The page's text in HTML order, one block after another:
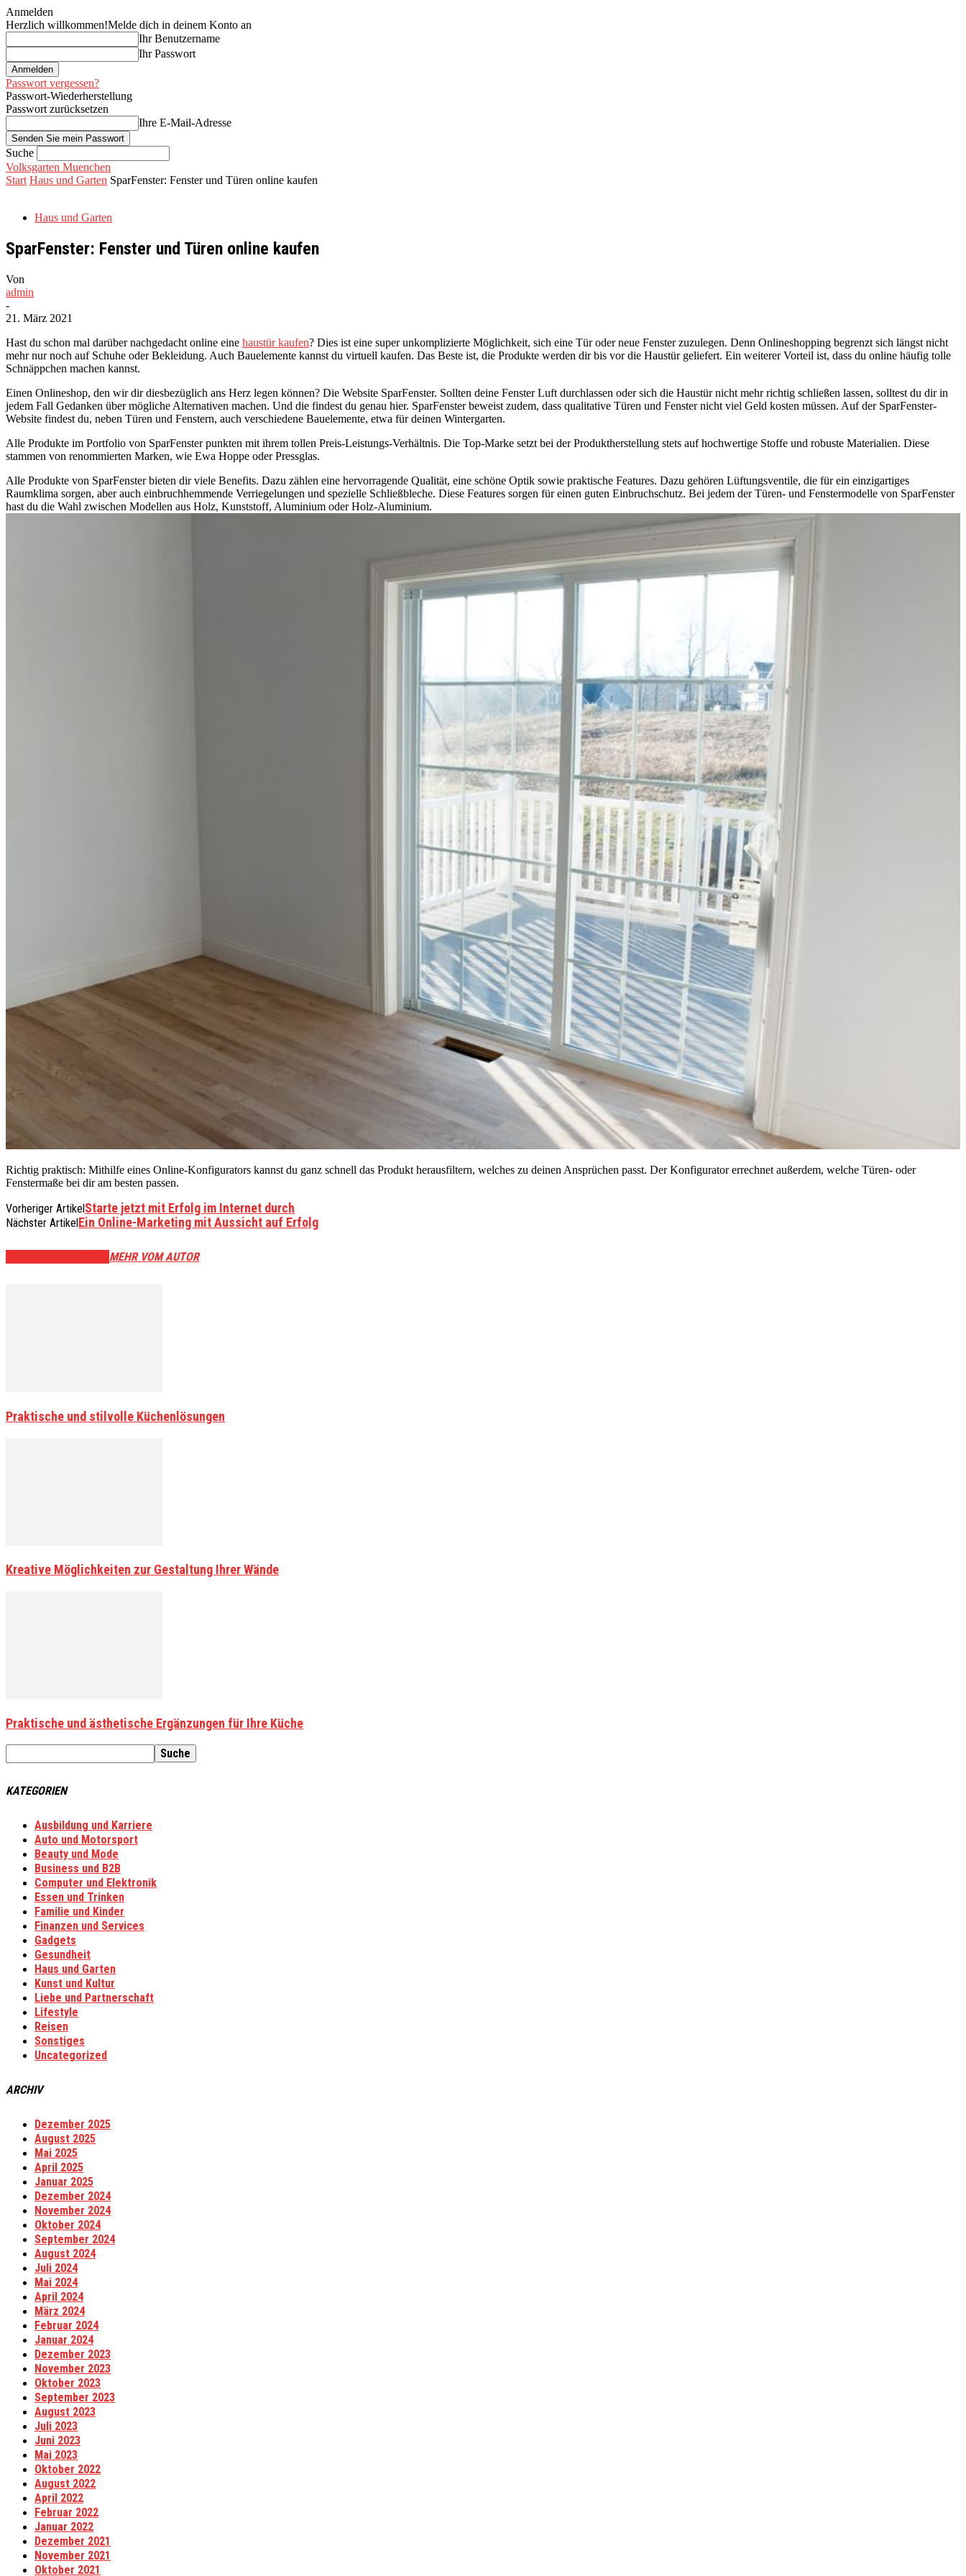
Anmelden
Herzlich willkommen!Melde dich in deinem Konto an
Ihr Benutzername
Ihr Passwort
Passwort vergessen?
Passwort-Wiederherstellung
Passwort zurücksetzen
Ihre E-Mail-Adresse
Suche
Volksgarten Muenchen
Start Haus und Garten SparFenster: Fenster und Türen online kaufen
Haus und Garten
SparFenster: Fenster und Türen online kaufen
Von
admin
-
21. März 2021
Hast du schon mal darüber nachgedacht online eine haustür kaufen? Dies ist eine super unkomplizierte Möglichkeit, sich eine Tür oder neue Fenster zuzulegen. Denn Onlineshopping begrenzt sich längst nicht
mehr nur noch auf Schuhe oder Bekleidung. Auch Bauelemente kannst du virtuell kaufen. Das Beste ist, die Produkte werden dir bis vor die Haustür geliefert. Ein weiterer Vorteil ist, dass du online häufig tolle
Schnäppchen machen kannst.
Einen Onlineshop, den wir dir diesbezüglich ans Herz legen können? Die Website SparFenster. Sollten deine Fenster Luft durchlassen oder sich die Haustür nicht mehr richtig schließen lassen, solltest du dir in
jedem Fall Gedanken über mögliche Alternativen machen. Und die findest du genau hier. SparFenster beweist zudem, dass qualitative Türen und Fenster nicht viel Geld kosten müssen. Auf der SparFenster-
Website findest du, neben Türen und Fenstern, auch verschiedene Bauelemente, etwa für deinen Wintergarten.
Alle Produkte im Portfolio von SparFenster punkten mit ihrem tollen Preis-Leistungs-Verhältnis. Die Top-Marke setzt bei der Produktherstellung stets auf hochwertige Stoffe und robuste Materialien. Diese
stammen von renommierten Marken, wie Ewa Hoppe oder Pressglas.
Alle Produkte von SparFenster bieten dir viele Benefits. Dazu zählen eine hervorragende Qualität, eine schöne Optik sowie praktische Features. Dazu gehören Lüftungsventile, die für ein einzigartiges
Raumklima sorgen, aber auch einbruchhemmende Verriegelungen und spezielle Schließbleche. Diese Features sorgen für einen guten Einbruchschutz. Bei jedem der Türen- und Fenstermodelle von SparFenster
hast du die Wahl zwischen Modellen aus Holz, Kunststoff, Aluminium oder Holz-Aluminium.
Richtig praktisch: Mithilfe eines Online-Konfigurators kannst du ganz schnell das Produkt herausfiltern, welches zu deinen Ansprüchen passt. Der Konfigurator errechnet außerdem, welche Türen- oder
Fenstermaße bei dir am besten passen.
Vorheriger ArtikelStarte jetzt mit Erfolg im Internet durch
Nächster ArtikelEin Online-Marketing mit Aussicht auf Erfolg
MEHR VOM AUTOR
Praktische und stilvolle Küchenlösungen
Kreative Möglichkeiten zur Gestaltung Ihrer Wände
Praktische und ästhetische Ergänzungen für Ihre Küche
KATEGORIEN
Ausbildung und Karriere
Auto und Motorsport
Beauty und Mode
Business und B2B
Computer und Elektronik
Essen und Trinken
Familie und Kinder
Finanzen und Services
Gadgets
Gesundheit
Haus und Garten
Kunst und Kultur
Liebe und Partnerschaft
Lifestyle
Reisen
Sonstiges
Uncategorized
ARCHIV
Dezember 2025
August 2025
Mai 2025
April 2025
Januar 2025
Dezember 2024
November 2024
Oktober 2024
September 2024
August 2024
Juli 2024
Mai 2024
April 2024
März 2024
Februar 2024
Januar 2024
Dezember 2023
November 2023
Oktober 2023
September 2023
August 2023
Juli 2023
Juni 2023
Mai 2023
Oktober 2022
August 2022
April 2022
Februar 2022
Januar 2022
Dezember 2021
November 2021
Oktober 2021